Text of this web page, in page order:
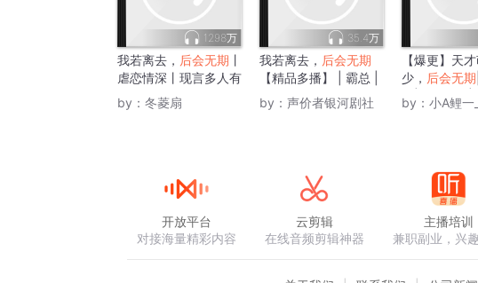
1298万
我若离去， 后会无期 丨
虐恋情深丨现言多人有
声剧
by： 冬菱扇
35.4万
我若离去， 后会无期
【精品多播】 | 霸总 |
甜宠
by： 声价者银河剧社
【爆更】天
少， 后会无期
裁|萌宝甜宠|
袭|声工场精
by： 小A鲤一_
开放平台
对接海量精彩内容
云剪辑
在线音频剪辑神器
主播培训
兼职副业，兴